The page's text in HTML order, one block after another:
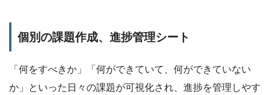
個別の課題作成、進捗管理シート
「何をすべきか」「何ができていて、何ができていない
か」といった日々の課題が可視化され、進捗を管理しやす